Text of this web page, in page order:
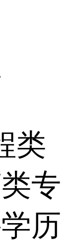
类
专
历